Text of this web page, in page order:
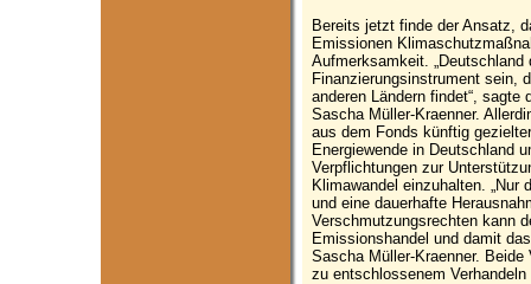
Bereits jetzt finde der Ansatz,
Emissionen
Aufmerksamkeit.
Finanzierungsinstrument sein,
anderen Ländern findet“,
Sascha Müller-Kraenner.
aus dem Fonds künftig
Energiewende in Deutschland
Verpflichtungen zur
Klimawandel einzuhalten. „Nur
und eine dauerhafte
Verschmutzungsrechten kann
Emissionshandel und damit
Sascha Müller-Kraenner. Beide
zu entschlossenem